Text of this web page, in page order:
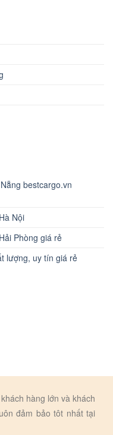
bestcargo.vn
Nội
Phòng giá rẻ
lượng, uy tín giá rẻ
hàng lớn và khách
đảm bảo tôt nhất tại